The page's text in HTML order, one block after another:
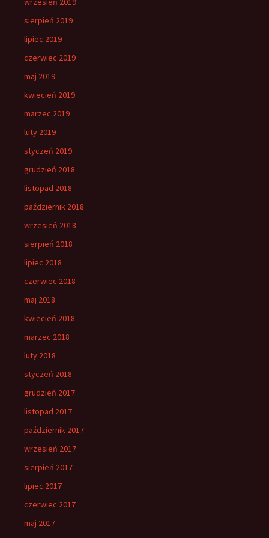
sierpień 2019
lipiec 2019
czerwiec 2019
maj 2019
kwiecień 2019
marzec 2019
luty 2019
styczeń 2019
grudzień 2018
listopad 2018
październik 2018
wrzesień 2018
sierpień 2018
lipiec 2018
czerwiec 2018
maj 2018
kwiecień 2018
marzec 2018
luty 2018
styczeń 2018
grudzień 2017
listopad 2017
październik 2017
wrzesień 2017
sierpień 2017
lipiec 2017
czerwiec 2017
maj 2017